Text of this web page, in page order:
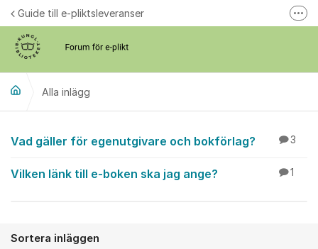
Hoppa till innehåll
Guide till e-pliktsleveranser
Alla inlägg
Alla inlägg
Vad gäller för egenutgivare och bokförlag? 3
Vilken länk till e-boken ska jag ange? 1
Sortera inläggen